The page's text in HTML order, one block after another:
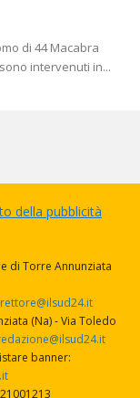
di 44 Macabra
intervenuti in...
della pubblicità
di Torre Annunziata
(Na) - Via Toledo
banner: